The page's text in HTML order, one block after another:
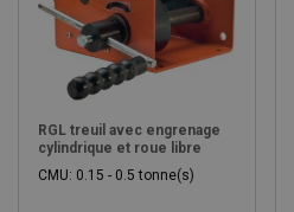
RGL treuil avec engrenage
cylindrique et roue libre
CMU: 0.15 - 0.5 tonne(s)